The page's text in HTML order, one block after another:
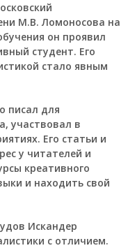
М.В. Ломоносова на
он проявил
студент. Его
стало явным
писал для
участвовал в
Его статьи и
у читателей и
креативного
и находить свой
Искандер
с отличием.